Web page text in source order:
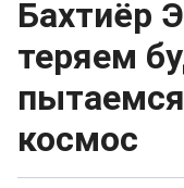
Бахтиёр
теряем
космос